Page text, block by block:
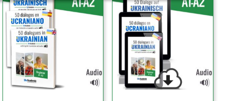
товар
має
кілька
варіантів.
Параметри
можна
вибрати
сторінці
товар
має
кілька
варіантів.
Параметри
можна
вибрати
на
сторінці